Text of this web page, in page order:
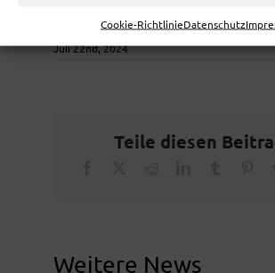
Cookie-RichtlinieDatenschutz
Juli 22nd, 2024
Teile diesen
Weitere News